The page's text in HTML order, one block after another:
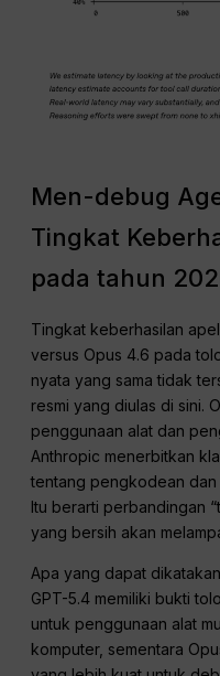
Men-debug
Tingkat
pada tahun
Tingkat keberhasilan
versus Opus 4.6 pada
nyata yang sama tidak
resmi yang diulas di sini.
penggunaan alat dan
Anthropic menerbitkan
tentang pengkodean dan
Itu berarti perbandingan
yang bersih akan
Apa yang dapat
GPT-5.4 memiliki bukti
untuk penggunaan alat
komputer, sementara